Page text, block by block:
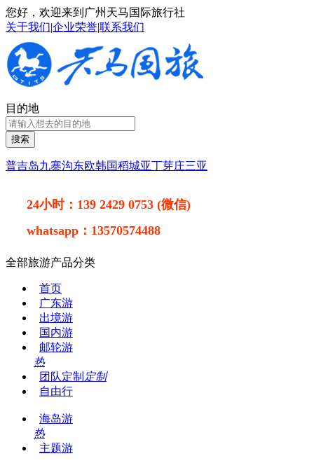
您好，欢迎来到广州天马国际旅行社
关于我们|企业荣誉|联系我们
目的地
搜索
普吉岛九寨沟东欧韩国稻城亚丁芽庄三亚
24小时： 139 2429 0753 (微信)
whatsapp： 13570574488
全部旅游产品分类
首页
广东游
出境游
国内游
邮轮游
热
团队定制 定制
自由行
海岛游
热
主题游